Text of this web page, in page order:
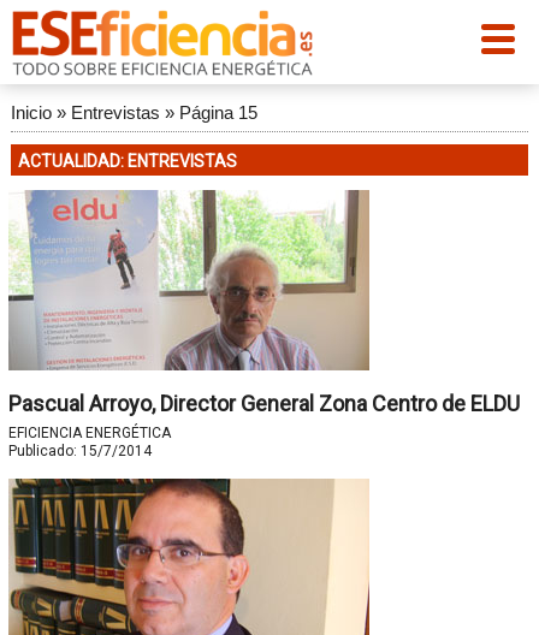
Inicio» Entrevistas » Página 15
ACTUALIDAD: ENTREVISTAS
Pascual Arroyo, Director General Zona Centro de ELDU
EFICIENCIA ENERGÉTICA
Publicado: 15/7/2014